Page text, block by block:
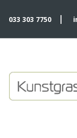
033 303 7750 |